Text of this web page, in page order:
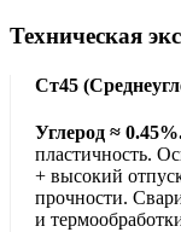
Техническая
Ст45
Углерод ≈
пластичность.
+ высокий
прочности.
и